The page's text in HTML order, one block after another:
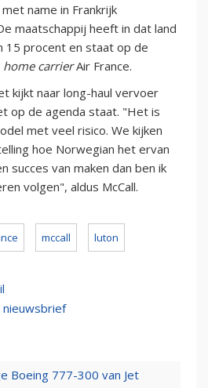
name in Frankrijk
maatschappij heeft in dat land
15 procent en staat op de
home carrierAir France.
kijkt naar long-haul vervoer
op de agenda staat. "Het is
met veel risico. We kijken
hoe Norwegian het ervan
succes van maken dan ben ik
volgen", aldus McCall.
mccall luton
nieuwsbrief
Boeing 777-300 van Jet